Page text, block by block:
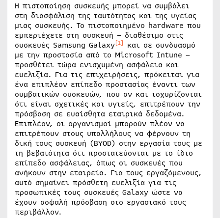
Η πιστοποίηση συσκευής μπορεί να συμβάλει
στη διασφάλιση της ταυτότητας και της υγείας
μιας συσκευής. Το πιστοποιημένο hardware που
εμπεριέχετε στη συσκευή – διαθέσιμο στις
συσκευές Samsung Galaxy[1] και σε συνδυασμό
με την προστασία από το Microsoft Intune –
προσθέτει τώρα ενισχυμένη ασφάλεια και
ευελιξία. Για τις επιχειρήσεις, πρόκειται για
ένα επιπλέον επίπεδο προστασίας έναντι των
συμβατικών συσκευών, που αν και ισχυρίζονται
ότι είναι σχετικές και υγιείς, επιτρέπουν την
πρόσβαση σε ευαίσθητα εταιρικά δεδομένα.
Επιπλέον, οι οργανισμοί μπορούν πλέον να
επιτρέπουν στους υπαλλήλους να φέρνουν τη
δική τους συσκευή (BYOD) στην εργασία τους με
τη βεβαιότητα ότι προστατεύονται με το ίδιο
επίπεδο ασφάλειας, όπως οι συσκευές που
ανήκουν στην εταιρεία. Για τους εργαζόμενους,
αυτό σημαίνει πρόσθετη ευελιξία για τις
προσωπικές τους συσκευές Galaxy ώστε να
έχουν ασφαλή πρόσβαση στο εργασιακό τους
περιβάλλον.